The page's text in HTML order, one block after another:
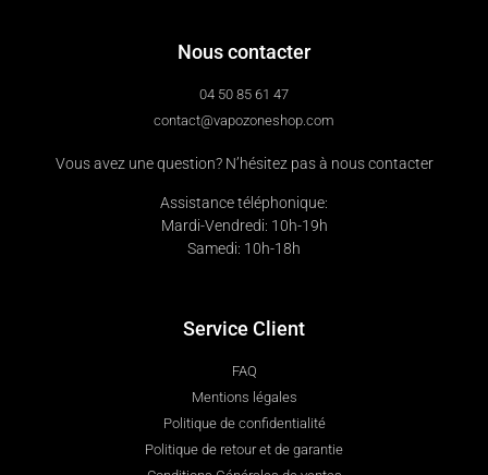
Nous contacter
04 50 85 61 47
contact@vapozoneshop.com
Vous avez une question? N’hésitez pas à nous contacter
Assistance téléphonique:
Mardi-Vendredi: 10h-19h
Samedi: 10h-18h
Service Client
FAQ
Mentions légales
Politique de confidentialité
Politique de retour et de garantie